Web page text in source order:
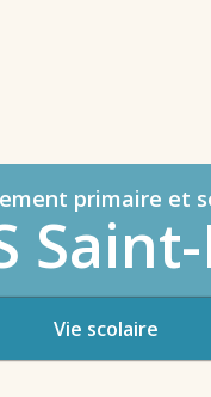
primaire et
Vie scolaire